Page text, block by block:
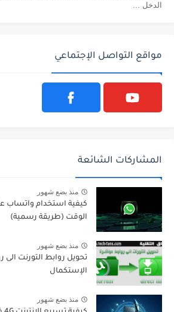
الدخل ...
مواقع التواصل الإجتماعي
المشاركات الشائعة
منذ بضع شهور
كيفية استخدام واتساب
الوقت (طريقة رسمية)
منذ بضع شهور
تحويل روابط التورنت
الإستكمال
منذ بضع شهور